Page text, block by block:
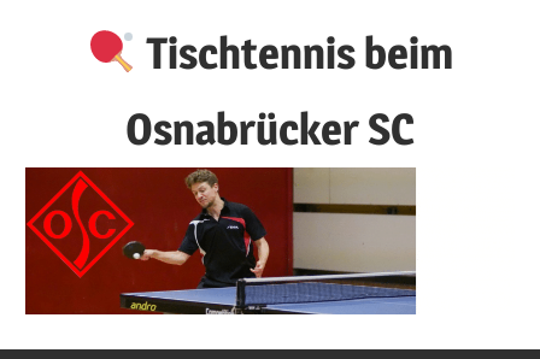
Tischtennis beim
Osnabrücker SC